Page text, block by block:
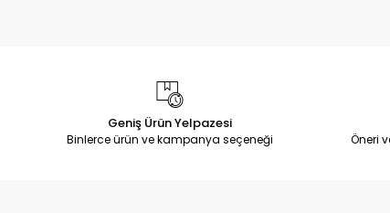
Geniş Ürün Yelpazesi
Binlerce ürün ve kampanya seçeneği Öneri